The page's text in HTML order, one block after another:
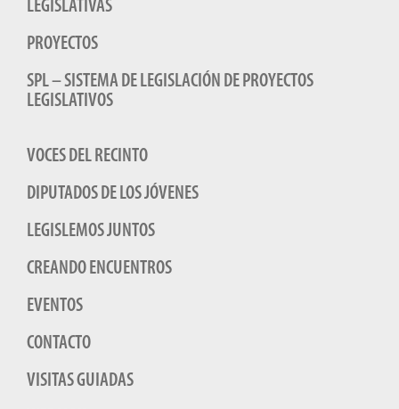
LEGISLATIVAS
PROYECTOS
SPL – SISTEMA DE LEGISLACIÓN DE PROYECTOS
LEGISLATIVOS
VOCES DEL RECINTO
DIPUTADOS DE LOS JÓVENES
LEGISLEMOS JUNTOS
CREANDO ENCUENTROS
EVENTOS
CONTACTO
VISITAS GUIADAS